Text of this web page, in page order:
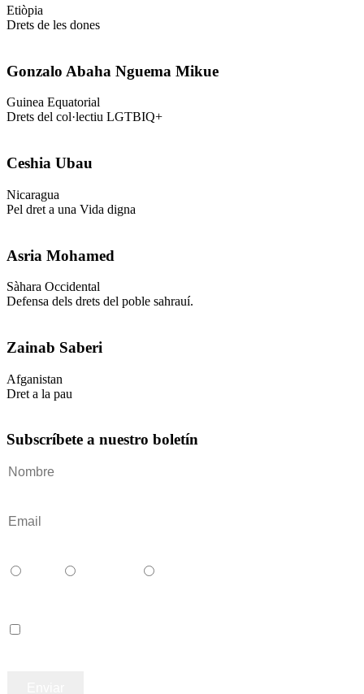
Etiòpia
Drets de les dones
Gonzalo Abaha Nguema Mikue
Guinea Equatorial
Drets del col·lectiu LGTBIQ+
Ceshia Ubau
Nicaragua
Pel dret a una Vida digna
Asria Mohamed
Sàhara Occidental
Defensa dels drets del poble sahrauí.
Zainab Saberi
Afganistan
Dret a la pau
Subscríbete a nuestro boletín